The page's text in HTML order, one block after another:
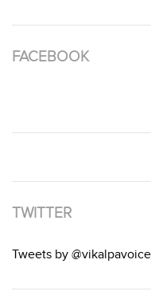
FACEBOOK
TWITTER
Tweets by